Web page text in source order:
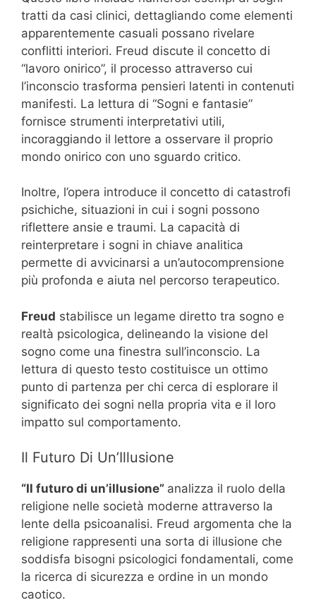
tratti da casi clinici, dettagliando come elementi
apparentemente casuali possano rivelare
conflitti interiori. Freud discute il concetto di
“lavoro onirico”, il processo attraverso cui
l’inconscio trasforma pensieri latenti in contenuti
manifesti. La lettura di “Sogni e fantasie”
fornisce strumenti interpretativi utili,
incoraggiando il lettore a osservare il proprio
mondo onirico con uno sguardo critico.
Inoltre, l’opera introduce il concetto di catastrofi
psichiche, situazioni in cui i sogni possono
riflettere ansie e traumi. La capacità di
reinterpretare i sogni in chiave analitica
permette di avvicinarsi a un’autocomprensione
più profonda e aiuta nel percorso terapeutico.
Freud stabilisce un legame diretto tra sogno e
realtà psicologica, delineando la visione del
sogno come una finestra sull’inconscio. La
lettura di questo testo costituisce un ottimo
punto di partenza per chi cerca di esplorare il
significato dei sogni nella propria vita e il loro
impatto sul comportamento.
Il Futuro Di Un’Illusione
“Il futuro di un’illusione” analizza il ruolo della
religione nelle società moderne attraverso la
lente della psicoanalisi. Freud argomenta che la
religione rappresenti una sorta di illusione che
soddisfa bisogni psicologici fondamentali, come
la ricerca di sicurezza e ordine in un mondo
caotico.